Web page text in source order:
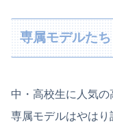
専属モデルたち
中・高校生に人気
専属モデルはやはり